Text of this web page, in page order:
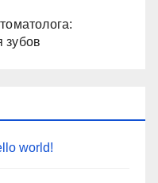
зубов
world!